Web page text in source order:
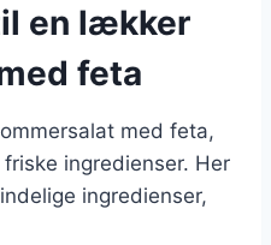
en lækker
feta
med feta,
ingredienser. Her
ingredienser,